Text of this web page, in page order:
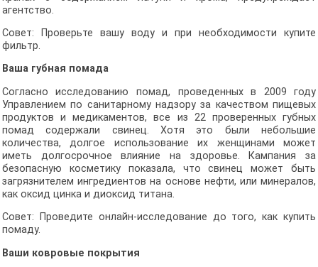
агентство.
Совет: Проверьте вашу воду и при необходимости купите
фильтр.
Ваша губная помада
Согласно исследованию помад, проведенных в 2009 году
Управлением по санитарному надзору за качеством пищевых
продуктов и медикаментов, все из 22 проверенных губных
помад содержали свинец. Хотя это были небольшие
количества, долгое использование их женщинами может
иметь долгосрочное влияние на здоровье. Кампания за
безопасную косметику показала, что свинец может быть
загрязнителем ингредиентов на основе нефти, или минералов,
как оксид цинка и диоксид титана.
Совет: Проведите онлайн-исследование до того, как купить
помаду.
Ваши ковровые покрытия